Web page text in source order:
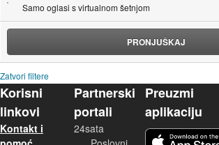
Samo oglasi s virtualnom šetnjom
PRONJUŠKAJ
Zatvori filtere
Korisni
linkovi
Kontakt i
Partnerski
portali
24sata
Preuzmi
aplikaciju